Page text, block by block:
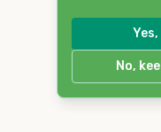
No,